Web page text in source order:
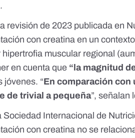
.
revisión de 2023 publicada en
con creatina en un
hipertrofia muscular regional
en cuenta que “la magnitud
jóvenes. “En comparación con
de trivial a pequeña”, señalan
Sociedad Internacional de
con creatina no se